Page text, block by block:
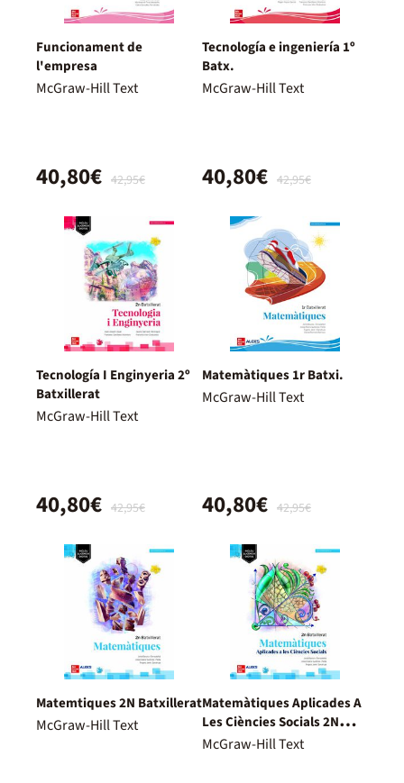
Funcionament de
l'empresa
McGraw-Hill Text
42,95€
40,80€
Tecnología e ingeniería 1º
Batx.
McGraw-Hill Text
42,95€
40,80€
Tecnología I Enginyeria 2º
Batxillerat
McGraw-Hill Text
42,95€
40,80€
Matemàtiques 1r Batxi.
McGraw-Hill Text
42,95€
40,80€
Matemtiques 2N Batxillerat
McGraw-Hill Text
Matemàtiques Aplicades A
Les Ciències Socials 2N
Batxillerat
McGraw-Hill Text